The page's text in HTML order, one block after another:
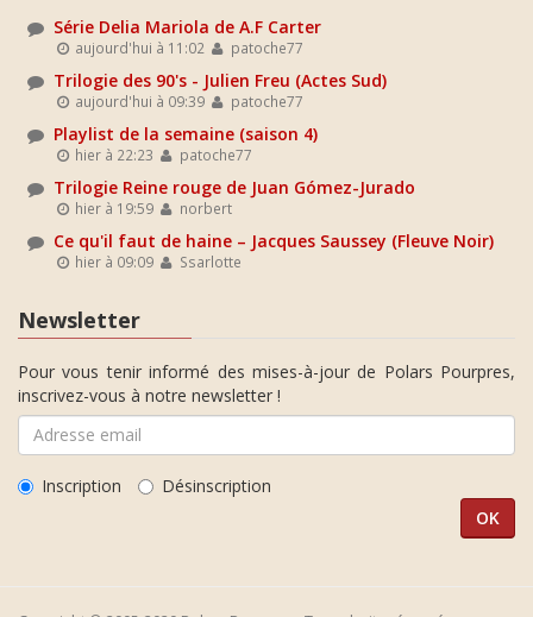
Série Delia Mariola de A.F Carter
aujourd'hui à 11:02 patoche77
Trilogie des 90's - Julien Freu (Actes Sud)
aujourd'hui à 09:39 patoche77
Playlist de la semaine (saison 4)
hier à 22:23 patoche77
Trilogie Reine rouge de Juan Gómez-Jurado
hier à 19:59 norbert
Ce qu'il faut de haine – Jacques Saussey (Fleuve Noir)
hier à 09:09 Ssarlotte
Newsletter
Pour vous tenir informé des mises-à-jour de Polars Pourpres,
inscrivez-vous à notre newsletter !
Inscription Désinscription